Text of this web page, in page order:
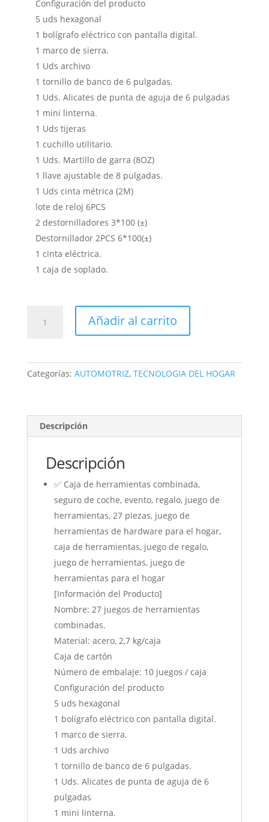
Configuración del producto
5 uds hexagonal
1 bolígrafo eléctrico con pantalla digital.
1 marco de sierra.
1 Uds archivo
1 tornillo de banco de 6 pulgadas.
1 Uds. Alicates de punta de aguja de 6 pulgadas
1 mini linterna.
1 Uds tijeras
1 cuchillo utilitario.
1 Uds. Martillo de garra (8OZ)
1 llave ajustable de 8 pulgadas.
1 Uds cinta métrica (2M)
lote de reloj 6PCS
2 destornilladores 3*100 (±)
Destornillador 2PCS 6*100(±)
1 cinta eléctrica.
1 caja de soplado.
HERRAMIENTA
(repairing
tools
cantidad
Añadir al carrito
Categorías: AUTOMOTRIZ, TECNOLOGIA DEL HOGAR
Descripción
Descripción
✅ Caja de herramientas combinada,
seguro de coche, evento, regalo, juego de
herramientas, 27 piezas, juego de
herramientas de hardware para el hogar,
caja de herramientas, juego de regalo,
juego de herramientas, juego de
herramientas para el hogar
[Información del Producto]
Nombre: 27 juegos de herramientas
combinadas.
Material: acero, 2,7 kg/caja
Caja de cartón
Número de embalaje: 10 juegos / caja
Configuración del producto
5 uds hexagonal
1 bolígrafo eléctrico con pantalla digital.
1 marco de sierra.
1 Uds archivo
1 tornillo de banco de 6 pulgadas.
1 Uds. Alicates de punta de aguja de 6
pulgadas
1 mini linterna.